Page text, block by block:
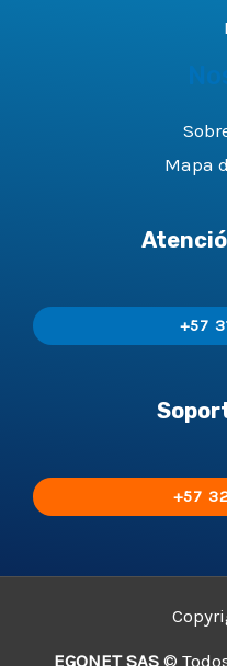
Mapa
+57
+57
EGONET SAS ©